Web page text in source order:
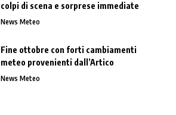
colpi di scena e sorprese immediate
News Meteo
Fine ottobre con forti cambiamenti
meteo provenienti dall’Artico
News Meteo